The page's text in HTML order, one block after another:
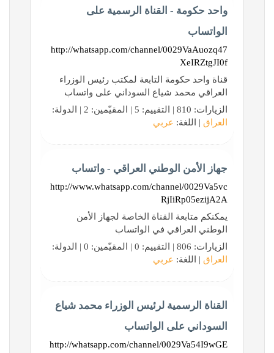
واحد حكومة - القناة الرسمية على
الواتساب
http://whatsapp.com/channel/0029VaAuozq47
XeIRZtgJI0f
قناة واحد حكومة التابعة لمكتب رئيس الوزراء
العراقي محمد شياع السوداني على واتساب
الزيارات: 810 | التقييم: 5 | المقيّمين: 2 | الدولة:
العراق | اللغة: عربي
جهاز الأمن الوطني العراقي - واتساب
http://www.whatsapp.com/channel/0029Va5vc
RjIiRp05ezijA2A
يمكنكم متابعة القناة الخاصة لجهاز الأمن
الوطني العراقي في الواتساب
الزيارات: 806 | التقييم: 0 | المقيّمين: 0 | الدولة:
العراق | اللغة: عربي
القناة الرسمية لرئيس الوزراء محمد شياع
السوداني على الواتساب
http://whatsapp.com/channel/0029Va54I9wGE